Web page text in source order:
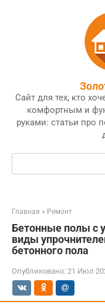
Сайт для тех, кто
комфортным и
руками: статьи про
Поиск:
Главная » Ремонт
Бетонные полы с
виды
бетонного пола
Опубликовано: 21 Июл